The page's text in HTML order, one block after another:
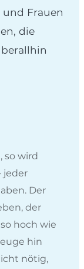
Frauen
die
so wird
jeder
Der
der
hoch wie
hin
nötig,